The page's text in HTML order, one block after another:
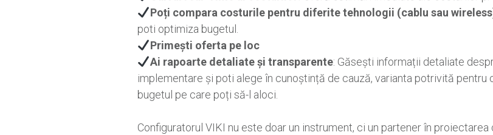
Poți compara costurile pentru diferite tehnologii (cablu sau
poti optimiza bugetul.
Primești oferta pe loc
Ai rapoarte detaliate și transparente: Găsești informații detaliate
implementare și poti alege în cunoștință de cauză, varianta potrivită
bugetul pe care poți să-l aloci.
Configuratorul VIKI nu este doar un instrument, ci un partener în proiectarea